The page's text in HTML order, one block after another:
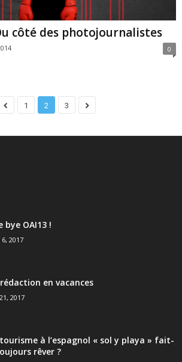
côté des photojournalistes
0
1 2 3
bye OAI13 !
6, 2017
en vacances
2017
à l’espagnol « sol y playa » fait-
rêver ?